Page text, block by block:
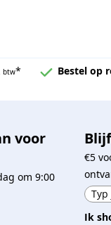
btw* Bestel op
voor
om 9:00
€5
Ik